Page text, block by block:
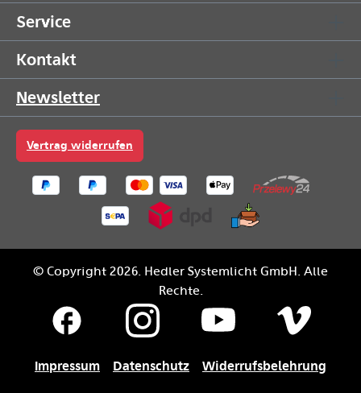
Service
Kontakt
Newsletter
Vertrag widerrufen
© Copyright 2026. Hedler Systemlicht GmbH. Alle
Rechte.
Impressum Datenschutz Widerrufsbelehrung